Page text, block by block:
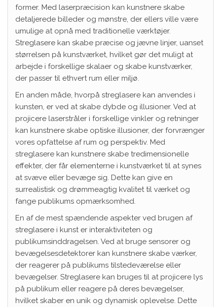
former. Med laserpræcision kan kunstnere skabe
detaljerede billeder og mønstre, der ellers ville være
umulige at opnå med traditionelle værktøjer.
Streglasere kan skabe præcise og jævne linjer, uanset
størrelsen på kunstværket, hvilket gør det muligt at
arbejde i forskellige skalaer og skabe kunstværker,
der passer til ethvert rum eller miljø.
En anden måde, hvorpå streglasere kan anvendes i
kunsten, er ved at skabe dybde og illusioner. Ved at
projicere laserstråler i forskellige vinkler og retninger
kan kunstnere skabe optiske illusioner, der forvrænger
vores opfattelse af rum og perspektiv. Med
streglasere kan kunstnere skabe tredimensionelle
effekter, der får elementerne i kunstværket til at synes
at svæve eller bevæge sig. Dette kan give en
surrealistisk og drømmeagtig kvalitet til værket og
fange publikums opmærksomhed.
En af de mest spændende aspekter ved brugen af
streglasere i kunst er interaktiviteten og
publikumsinddragelsen. Ved at bruge sensorer og
bevægelsesdetektorer kan kunstnere skabe værker,
der reagerer på publikums tilstedeværelse eller
bevægelser. Streglasere kan bruges til at projicere lys
på publikum eller reagere på deres bevægelser,
hvilket skaber en unik og dynamisk oplevelse. Dette